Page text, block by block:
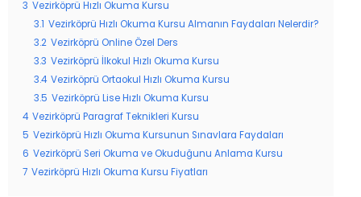
3 Vezirköprü Hızlı Okuma Kursu
3.1
Vezirköprü Hızlı Okuma Kursu Almanın Faydaları Nelerdir?
3.2 Vezirköprü Online Özel Ders
3.3 Vezirköprü İlkokul Hızlı Okuma Kursu
3.4 Vezirköprü Ortaokul Hızlı Okuma Kursu
3.5 Vezirköprü Lise Hızlı Okuma Kursu
4 Vezirköprü Paragraf Teknikleri Kursu
5 Vezirköprü Hızlı Okuma Kursunun Sınavlara Faydaları
6 Vezirköprü Seri Okuma ve Okuduğunu Anlama Kursu
7 Vezirköprü Hızlı Okuma Kursu Fiyatları